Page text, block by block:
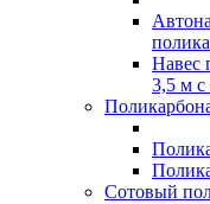
Навес
3,5 м с
Сотовый